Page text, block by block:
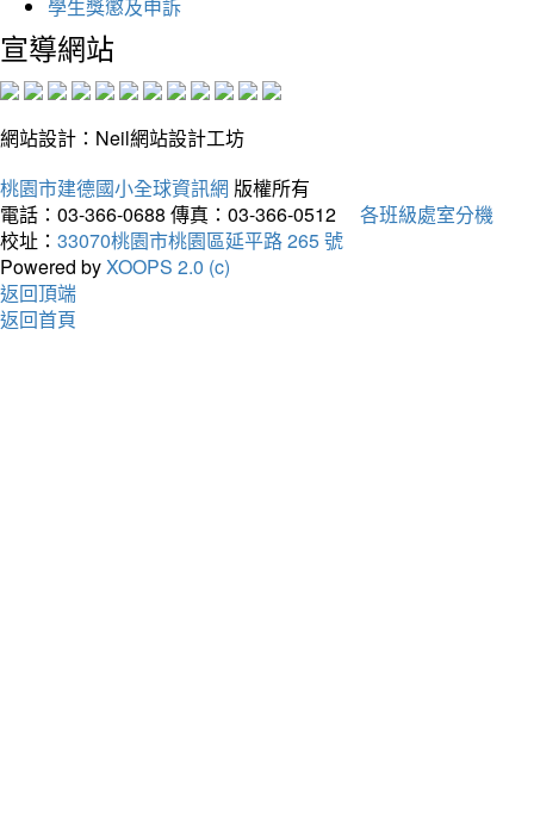
學生獎懲及申訴
宣導網站
網站設計：Neil網站設計工坊
桃園市建德國小全球資訊網 版權所有
電話：03-366-0688 傳真：03-366-0512
各班級處室分機
校址： 33070桃園市桃園區延平路 265 號
Powered byXOOPS 2.0 (c)
返回頂端
返回首頁